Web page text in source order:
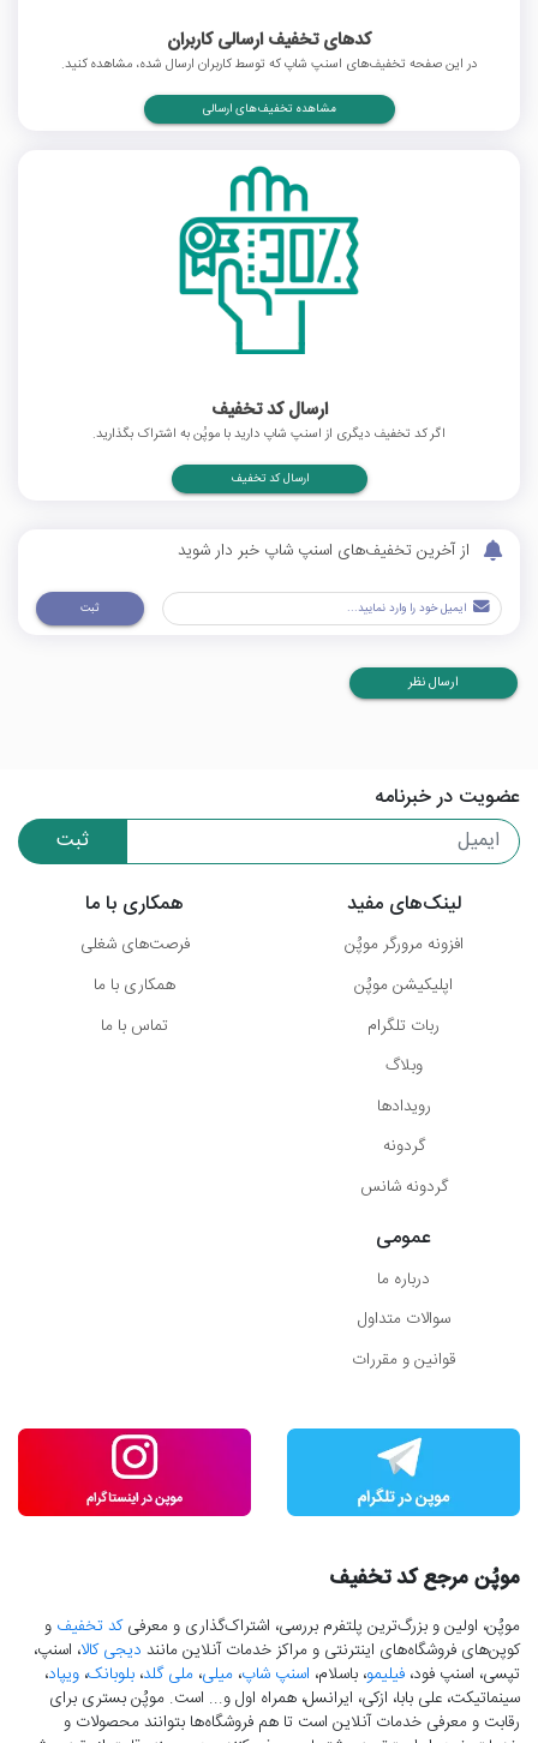
کدهای تخفیف ارسالی کاربران
در این صفحه تخفیف‌های اسنپ شاپ که توسط کاربران ارسال شده، مشاهده کنید.
مشاهده تخفیف‌های ارسالی
ارسال کد تخفیف
اگر کد تخفیف دیگری از اسنپ شاپ دارید با موپُن به اشتراک بگذارید.
ارسال کد تخفیف
از آخرین تخفیف‌های اسنپ شاپ خبر دار شوید
ثبت
ارسال نظر
عضویت در خبرنامه
ثبت
لینک‌های مفید
افزونه مرورگر موپُن
اپلیکیشن موپُن
ربات تلگرام
وبلاگ
رویدادها
گردونه
گردونه شانس
همکاری با ما
فرصت‌های شغلی
همکاری با ما
تماس با ما
عمومی
درباره ما
سوالات متداول
قوانین و مقررات
موپُن مرجع کد تخفیف
موپُن، اولین و بزرگ‌ترین پلتفرم بررسی، اشتراک‌گذاری و معرفیکد تخفیف و
کوپن‌های فروشگاه‌های اینترنتی و مراکز خدمات آنلاین مانند دیجی کالا، اسنپ،
تپسی، اسنپ فود، فیلیمو، باسلام، اسنپ شاپ، میلی، ملی گلد، بلوبانک، ویپاد،
سینماتیکت، علی بابا، ازکی، ایرانسل، همراه اول و... است. موپُن بستری برای
رقابت و معرفی خدمات آنلاین است تا هم فروشگاه‌ها بتوانند محصولات و